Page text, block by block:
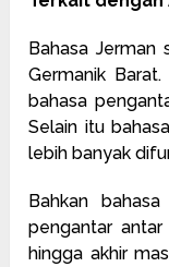
Bahasa Jerman
Germanik
bahasa
Selain itu
lebih banyak
Bahkan
pengantar
hingga akhir